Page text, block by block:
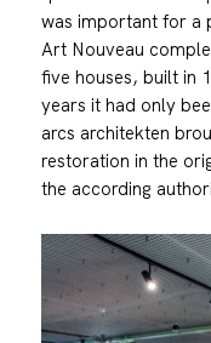
was important for a
Art Nouveau
five houses, built in
years it had only
arcs architekten
restoration in the
the according